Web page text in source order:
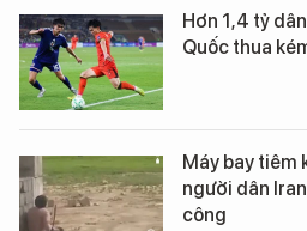
Hơn 1,4 tỷ
Quốc thua
Máy bay tiêm
người dân
công